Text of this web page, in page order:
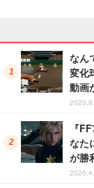
キン化計画」の一
レポ】
なん
変化
動画
『
なた
が勝